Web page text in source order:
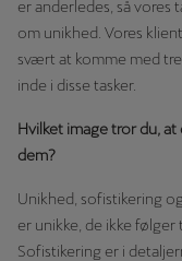
er anderledes, så vores
om unikhed. Vores
svært at komme med
inde i disse tasker.
Hvilket image tror du,
dem?
Unikhed, sofistikering
er unikke, de ikke følger
Sofistikering er i